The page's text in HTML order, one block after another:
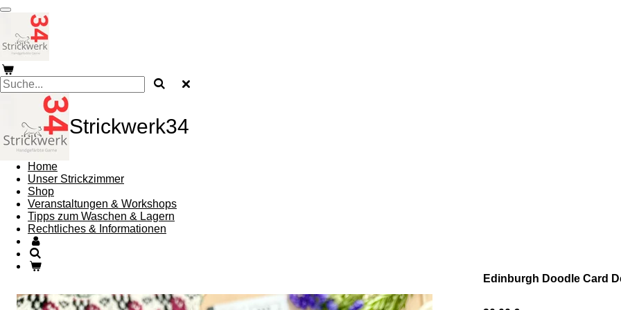
Zum
Hauptinhalt
springen
Strickwerk34
Home
Unser Strickzimmer
Shop
Veranstaltungen & Workshops
Tipps zum Waschen & Lagern
Rechtliches & Informationen
Edinburgh Doodle Card